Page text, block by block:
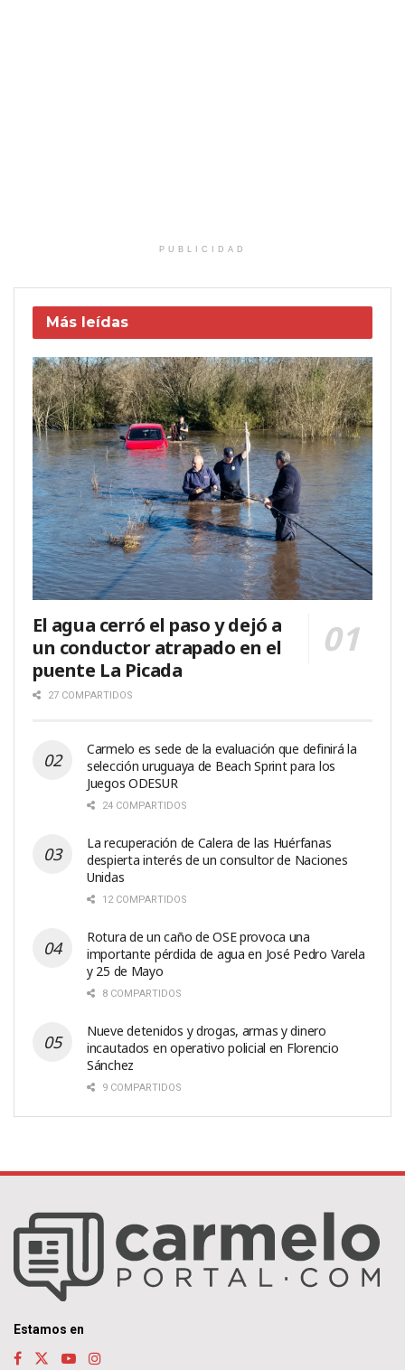
PUBLICIDAD
Más leídas
El agua cerró el paso y dejó a
un conductor atrapado en el
puente La Picada
27 COMPARTIDOS
Carmelo es sede de la evaluación que definirá la
selección uruguaya de Beach Sprint para los
Juegos ODESUR
24 COMPARTIDOS
La recuperación de Calera de las Huérfanas
despierta interés de un consultor de Naciones
Unidas
12 COMPARTIDOS
Rotura de un caño de OSE provoca una
importante pérdida de agua en José Pedro Varela
y 25 de Mayo
8 COMPARTIDOS
Nueve detenidos y drogas, armas y dinero
incautados en operativo policial en Florencio
Sánchez
9 COMPARTIDOS
Estamos en